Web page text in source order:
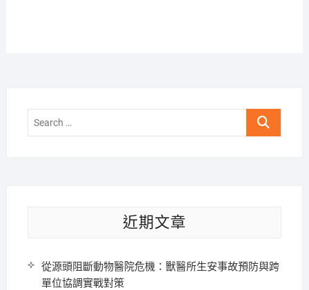
Search
近期文章
從源頭阻斷動物醫院危機：獸醫所生安事故預防與跨
單位協調實戰對策